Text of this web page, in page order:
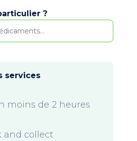
?
services
moins de 2 heures
and collect